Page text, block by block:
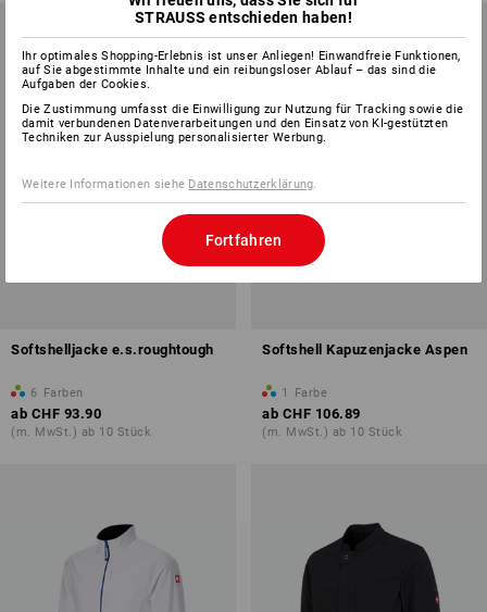
Softshelljacke e.s.roughtough
6 Farben
ab CHF 93.90
(m. MwSt.) ab 10 Stück
Softshell Kapuzenjacke Aspen
1 Farbe
ab CHF 106.89
(m. MwSt.) ab 10 Stück
STRAUSS entschieden haben!
Ihr optimales Shopping-Erlebnis ist unser Anliegen! Einwandfreie Funktionen,
auf Sie abgestimmte Inhalte und ein reibungsloser Ablauf – das sind die
Aufgaben der Cookies.
Die Zustimmung umfasst die Einwilligung zur Nutzung für Tracking sowie die
damit verbundenen Datenverarbeitungen und den Einsatz von KI-gestützten
Techniken zur Ausspielung personalisierter Werbung.
Weitere Informationen siehe Datenschutzerklärung.
Fortfahren